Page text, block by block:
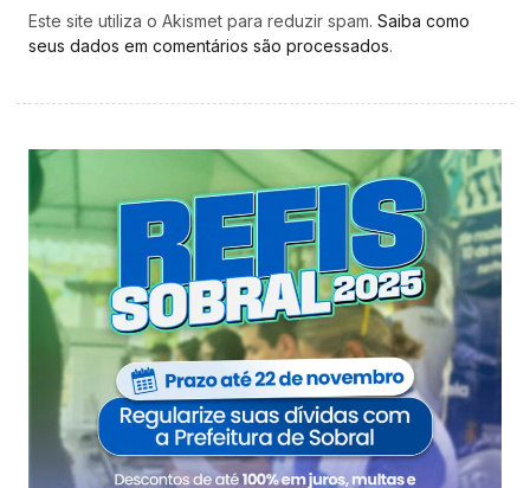
Este site utiliza o Akismet para reduzir spam. Saiba como
seus dados em comentários são processados.